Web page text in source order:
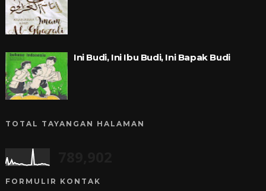
Ini Budi, Ini Ibu Budi, Ini Bapak Budi
TOTAL TAYANGAN HALAMAN
FORMULIR KONTAK